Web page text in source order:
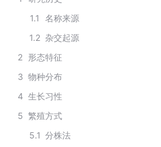
1.1
名称来源
1.2 杂交起源
2 形态特征
3 物种分布
4 生长习性
5 繁殖方式
5.1 分株法